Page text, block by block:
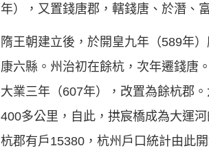
年），又置錢唐郡，轄錢唐、於潛、
隋王朝建立後，於開皇九年（589年
康六縣。州治初在餘杭，次年遷錢唐
大業三年（607年），改置為餘杭郡
400多公里，自此，拱宸橋成為大運
杭郡有戶15380，杭州戶口統計由此